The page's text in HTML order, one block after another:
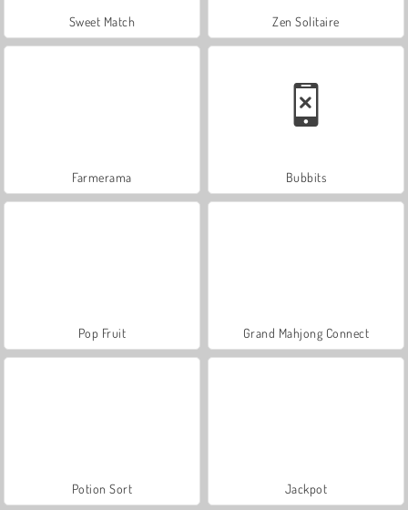
Sweet Match Zen Solitaire
Farmerama Bubbits
Pop Fruit Grand Mahjong Connect
Potion Sort Jackpot